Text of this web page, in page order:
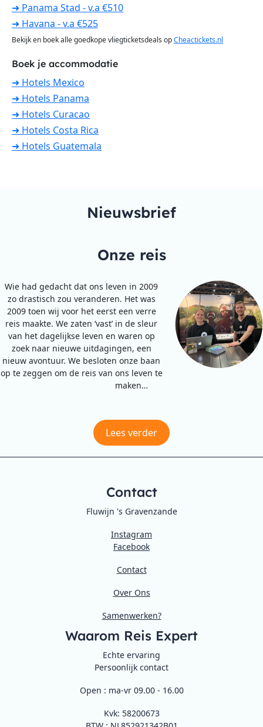
➜ Panama Stad - v.a €510
➜ Havana - v.a €525
Bekijk en boek alle goedkope vliegticketsdeals opCheactickets.nl
Boek je accommodatie
➜ Hotels Mexico
➜ Hotels Panama
➜ Hotels Curacao
➜ Hotels Costa Rica
➜ Hotels Guatemala
Nieuwsbrief
Onze reis
Wie had gedacht dat ons leven in 2009
zo drastisch zou veranderen. Het was
2009 toen wij voor het eerst een verre
reis maakte. We zaten ‘vast’ in de sleur
van het dagelijkse leven en waren op
zoek naar nieuwe uitdagingen, een
nieuw avontuur. We besloten onze baan
op te zeggen om de reis van ons leven te
maken…
Lees verder
Contact
Fluwijn 's Gravenzande
Instagram
Facebook
Contact
Over Ons
Samenwerken?
Waarom Reis Expert
Echte ervaring
Persoonlijk contact
Open : ma-vr 09.00 - 16.00
Kvk: 58200673